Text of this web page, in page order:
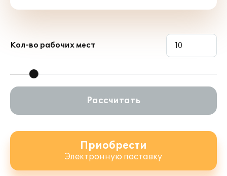
Кол-во рабочих мест
Рассчитать
Приобрести
Электронную поставку